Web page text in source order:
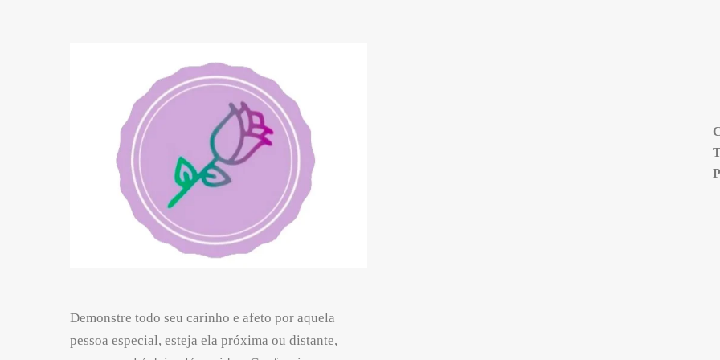
Demonstre todo seu carinho e afeto por aquela
pessoa especial, esteja ela próxima ou distante,